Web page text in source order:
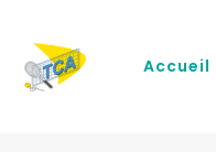
Accueil